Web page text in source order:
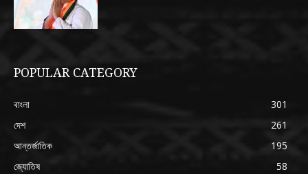
POPULAR CATEGORY
বাংলা
301
দেশ
261
আন্তর্জাতিক
195
জ্যোতিষ
58